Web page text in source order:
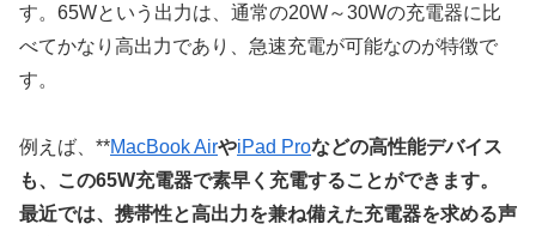
す。65Wという出力は、通常の20W～30Wの充電器に比
べてかなり高出力であり、急速充電が可能なのが特徴で
す。
例えば、**MacBook AirやiPad Proなどの高性能デバイス
も、この65W充電器で素早く充電することができます。
最近では、携帯性と高出力を兼ね備えた充電器を求める声